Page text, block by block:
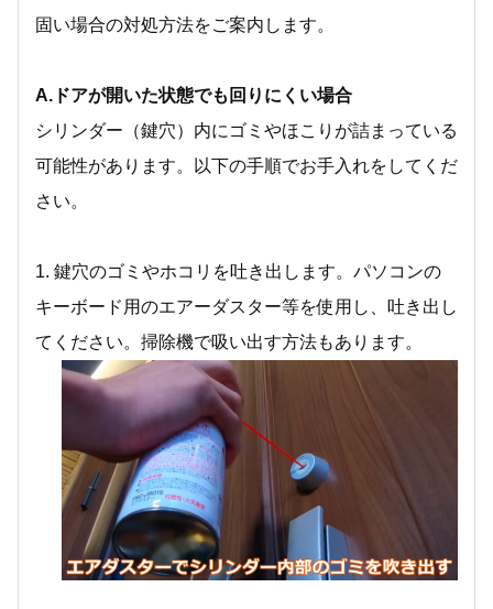
固い場合の対処方法をご案内します。
A.ドアが開いた状態でも回りにくい場合
シリンダー（鍵穴）内にゴミやほこりが詰まっている
可能性があります。以下の手順でお手入れをしてくだ
さい。
1. 鍵穴のゴミやホコリを吐き出します。パソコンの
キーボード用のエアーダスター等を使用し、吐き出し
てください。掃除機で吸い出す方法もあります。